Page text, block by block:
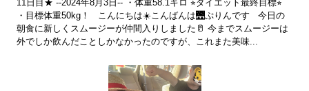
11日目★ --2024年8月3日-- ・体重58.1キロ ⭐︎ダイエット最終目標⭐︎
・目標体重50kg！ こんにちは☀️こんばんは🌉ぷりんです 今日の
朝食に新しくスムージーが仲間入りしました🥛 今までスムージーは
外でしか飲んだことしかなかったのですが、これまた美味...